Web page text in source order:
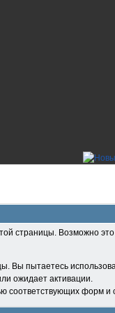
страницы. Возможно
Вы пытаетесь
ожидает активации.
соответствующих форм и